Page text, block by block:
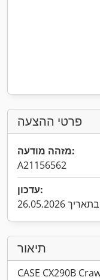
פרטי ההצעה
מזהה מודעה:
A21156562
עדכון:
26.05.2026
תיאור
CASE CX290B